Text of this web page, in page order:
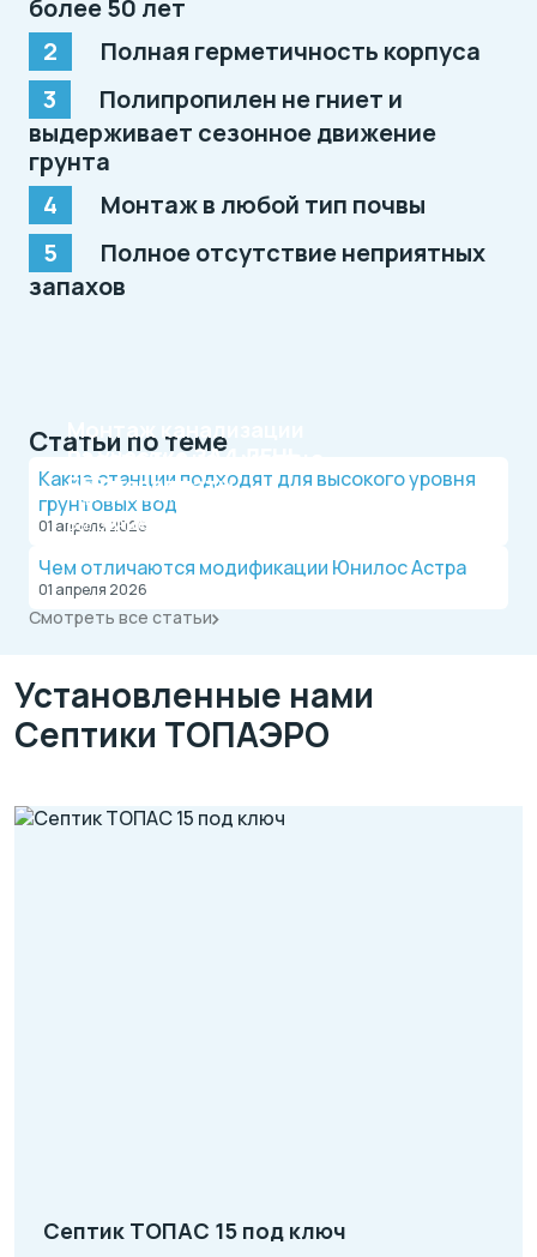
более 50 лет
Полная герметичность корпуса
Полипропилен не гниет и
выдерживает сезонное движение
грунта
Монтаж в любой тип почвы
Полное отсутствие неприятных
запахов
Монтаж канализации
на участкеЗА 1 ДЕНЬ
Официальный дилер, работаем по договору.
Оплата после монтажа.
Рассрочка на 4 месяца
БЕЗ переплаты
Выгодные условия на монтаж канализации и
Статьи по теме
Какие станции подходят для высокого уровня
грунтовых вод
01 апреля 2026
Чем отличаются модификации Юнилос Астра
01 апреля 2026
Смотреть все статьи
Установленные нами
Септики ТОПАЭРО
Септик ТОПАС 15 под ключ